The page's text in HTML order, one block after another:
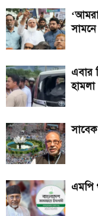
এবার
হামলা
সাবেক
এমপি